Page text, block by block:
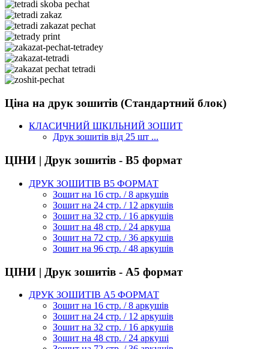
Ціна на друк зошитів (Стандартний блок)
КЛАСИЧНИЙ ШКІЛЬНИЙ ЗОШИТ
Друк зошитів від 25 шт ...
ЦІНИ | Друк зошитів - В5 формат
ДРУК ЗОШИТІВ В5 ФОРМАТ
Зошит на 16 стр. / 8 аркушів
Зошит на 24 стр. / 12 аркушів
Зошит на 32 стр. / 16 аркушів
Зошит на 48 стр. / 24 аркуша
Зошит на 72 стр. / 36 аркушів
Зошит на 96 стр. / 48 аркушів
ЦІНИ | Друк зошитів - А5 формат
ДРУК ЗОШИТІВ А5 ФОРМАТ
Зошит на 16 стр. / 8 аркушів
Зошит на 24 стр. / 12 аркушів
Зошит на 32 стр. / 16 аркушів
Зошит на 48 стр. / 24 аркуші